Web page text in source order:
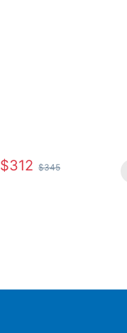
$312 $345